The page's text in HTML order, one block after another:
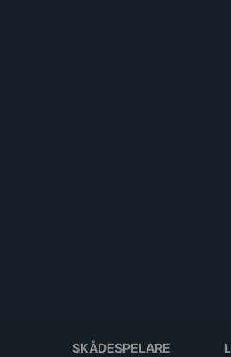
SKÅDESPELARE